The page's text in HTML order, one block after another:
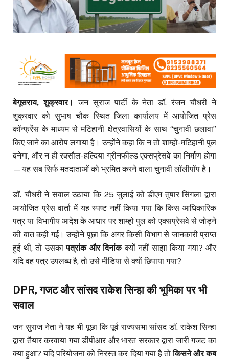
बेगूसराय, शुक्रवार। जन सुराज पार्टी के नेता डॉ. रंजन चौधरी ने
शुक्रवार को सुभाष चौक स्थित जिला कार्यालय में आयोजित प्रेस
कॉन्फ्रेंस के माध्यम से मटिहानी क्षेत्रवासियों के साथ “चुनावी छलावा”
किए जाने का आरोप लगाया है। उन्होंने कहा कि न तो शाम्हो-मटिहानी पुल
बनेगा, और न ही रक्सौल-हल्दिया ग्रीनफील्ड एक्सप्रेसवे का निर्माण होगा
—यह सब सिर्फ मतदाताओं को भ्रमित करने वाला चुनावी लॉलीपॉप है।
डॉ. चौधरी ने सवाल उठाया कि 25 जुलाई को डीएम तुषार सिंगला द्वारा
आयोजित प्रेस वार्ता में यह स्पष्ट नहीं किया गया कि किस आधिकारिक
पत्र या विभागीय आदेश के आधार पर शाम्हो पुल को एक्सप्रेसवे से जोड़ने
की बात कही गई। उन्होंने पूछा कि अगर किसी विभाग से जानकारी प्राप्त
हुई थी, तो उसकापत्रांक और दिनांकक्यों नहीं साझा किया गया? और
यदि वह पत्र उपलब्ध है, तो उसे मीडिया से क्यों छिपाया गया?
DPR, गजट और सांसद राकेश सिन्हा की भूमिका पर भी
सवाल
जन सुराज नेता ने यह भी पूछा कि पूर्व राज्यसभा सांसद डॉ. राकेश सिन्हा
द्वारा तैयार करवाया गया डीपीआर और भारत सरकार द्वारा जारी गजट का
क्या हुआ? यदि परियोजना को निरस्त कर दिया गया है तोकिसने और कब